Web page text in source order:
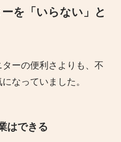
を「いらない」と
ーの便利さよりも、不
なっていました。
はできる